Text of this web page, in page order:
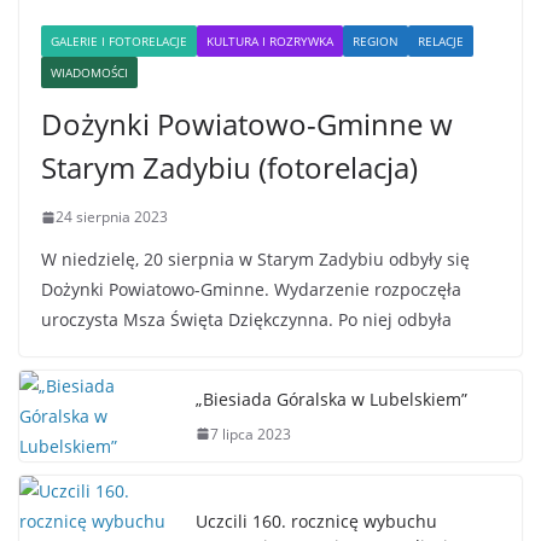
GALERIE I FOTORELACJE KULTURA I ROZRYWKA REGION
RELACJE
WIADOMOŚCI
Dożynki Powiatowo-Gminne w
Starym Zadybiu (fotorelacja)
24 sierpnia 2023
W niedzielę, 20 sierpnia w Starym Zadybiu odbyły się
Dożynki Powiatowo-Gminne. Wydarzenie rozpoczęła
uroczysta Msza Święta Dziękczynna. Po niej odbyła
„Biesiada Góralska w Lubelskiem”
7 lipca 2023
Uczcili 160. rocznicę wybuchu